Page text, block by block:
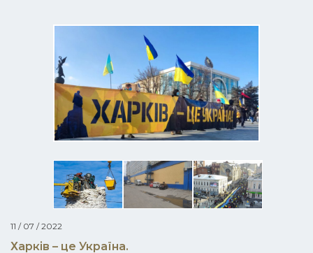
11 / 07 / 2022
Харків – це Україна.